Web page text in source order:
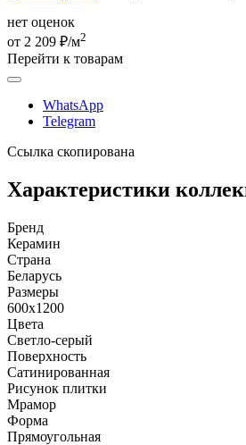
нет оценок
от 2 209 ₽/м2
Перейти к товарам
WhatsApp
Telegram
Ссылка скопирована
Характеристики
Бренд
Керамин
Страна
Беларусь
Размеры
600x1200
Цвета
Светло-серый
Поверхность
Сатинированная
Рисунок плитки
Мрамор
Форма
Прямоугольная